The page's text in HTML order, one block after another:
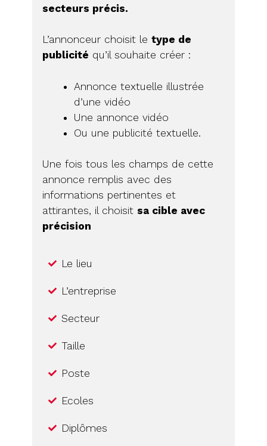
secteurs précis.
L’annonceur choisit le type de
publicité qu’il souhaite créer :
Annonce textuelle illustrée
d’une vidéo
Une annonce vidéo
Ou une publicité textuelle.
Une fois tous les champs de cette
annonce remplis avec des
informations pertinentes et
attirantes, il choisit sa cible avec
précision
Le lieu
L’entreprise
Secteur
Taille
Poste
Ecoles
Diplômes